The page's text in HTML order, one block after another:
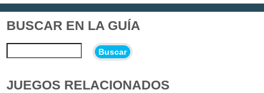
BUSCAR EN LA GUÍA
Buscar
JUEGOS RELACIONADOS